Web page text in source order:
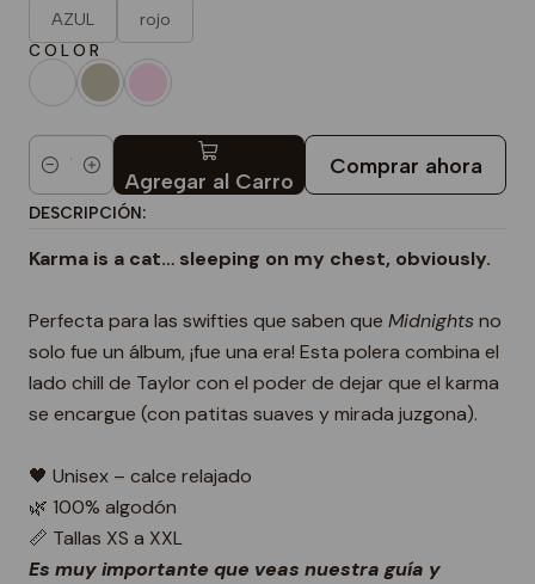
AZUL rojo
C O L O R
Cantidad Agregar al Carro
Comprar ahora
DESCRIPCIÓN:
Karma is a cat… sleeping on my chest, obviously.
Perfecta para las swifties que saben que Midnightsno
solo fue un álbum, ¡fue una era! Esta polera combina el
lado chill de Taylor con el poder de dejar que el karma
se encargue (con patitas suaves y mirada juzgona).
🖤 Unisex – calce relajado
🌿 100% algodón
📏 Tallas XS a XXL
Es muy importante que veas nuestra guía y